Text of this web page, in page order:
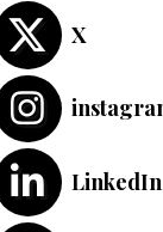
X
LinkedIn